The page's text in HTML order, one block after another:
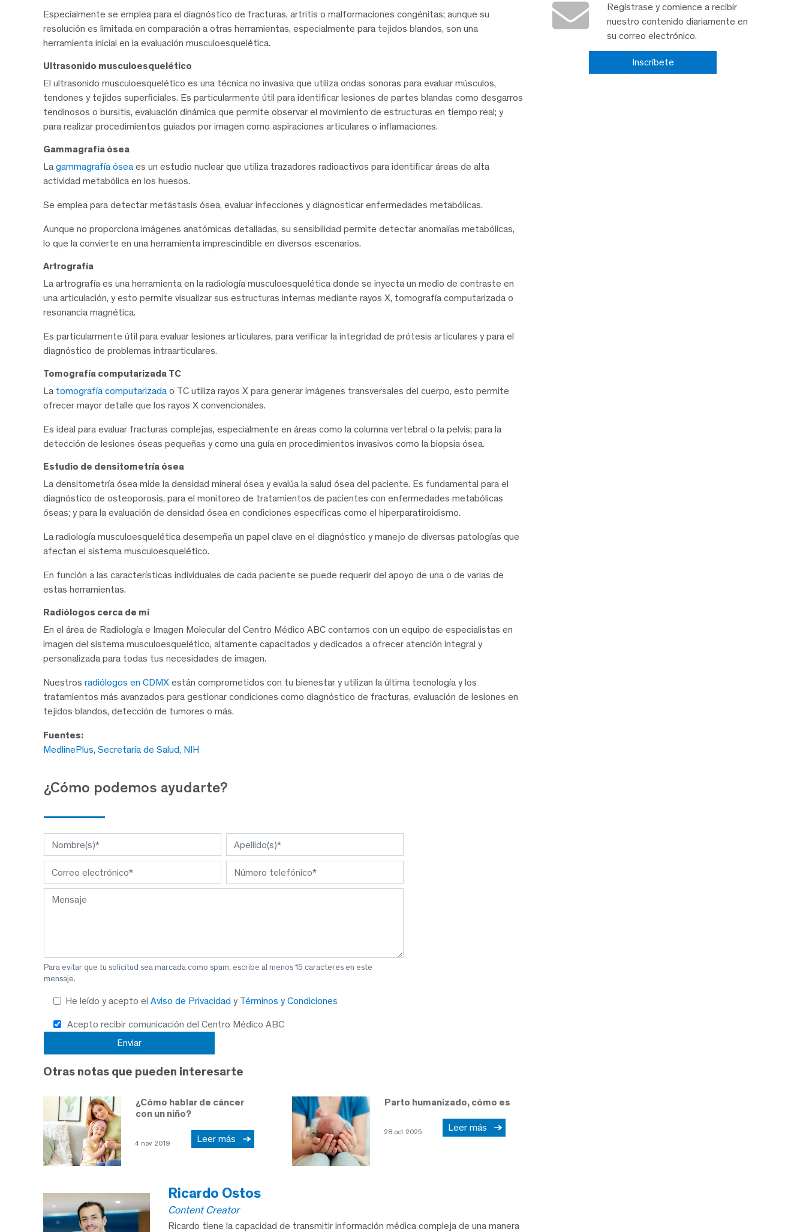
Especialmente se emplea para el diagnóstico de fracturas, artritis o malformaciones congénitas; aunque su
resolución es limitada en comparación a otras herramientas, especialmente para tejidos blandos, son una
herramienta inicial en la evaluación musculoesquelética.
Ultrasonido musculoesquelético
El ultrasonido musculoesquelético es una técnica no invasiva que utiliza ondas sonoras para evaluar músculos,
tendones y tejidos superficiales. Es particularmente útil para identificar lesiones de partes blandas como desgarros
tendinosos o bursitis, evaluación dinámica que permite observar el movimiento de estructuras en tiempo real; y
para realizar procedimientos guiados por imagen como aspiraciones articulares o inflamaciones.
Gammagrafía ósea
La gammagrafía ósea es un estudio nuclear que utiliza trazadores radioactivos para identificar áreas de alta
actividad metabólica en los huesos.
Se emplea para detectar metástasis ósea, evaluar infecciones y diagnosticar enfermedades metabólicas.
Aunque no proporciona imágenes anatómicas detalladas, su sensibilidad permite detectar anomalías metabólicas,
lo que la convierte en una herramienta imprescindible en diversos escenarios.
Artrografía
La artrografía es una herramienta en la radiología musculoesquelética donde se inyecta un medio de contraste en
una articulación, y esto permite visualizar sus estructuras internas mediante rayos X, tomografía computarizada o
resonancia magnética.
Es particularmente útil para evaluar lesiones articulares, para verificar la integridad de prótesis articulares y para el
diagnóstico de problemas intraarticulares.
Tomografía computarizada TC
La tomografía computarizada o TC utiliza rayos X para generar imágenes transversales del cuerpo, esto permite
ofrecer mayor detalle que los rayos X convencionales.
Es ideal para evaluar fracturas complejas, especialmente en áreas como la columna vertebral o la pelvis; para la
detección de lesiones óseas pequeñas y como una guía en procedimientos invasivos como la biopsia ósea.
Estudio de densitometría ósea
La densitometría ósea mide la densidad mineral ósea y evalúa la salud ósea del paciente. Es fundamental para el
diagnóstico de osteoporosis, para el monitoreo de tratamientos de pacientes con enfermedades metabólicas
óseas; y para la evaluación de densidad ósea en condiciones específicas como el hiperparatiroidismo.
La radiología musculoesquelética desempeña un papel clave en el diagnóstico y manejo de diversas patologías que
afectan el sistema musculoesquelético.
En función a las características individuales de cada paciente se puede requerir del apoyo de una o de varias de
estas herramientas.
Radiólogos cerca de mi
En el área de Radiología e Imagen Molecular del Centro Médico ABC contamos con un equipo de especialistas en
imagen del sistema musculoesquelético, altamente capacitados y dedicados a ofrecer atención integral y
personalizada para todas tus necesidades de imagen.
Nuestros radiólogos en CDMX están comprometidos con tu bienestar y utilizan la última tecnología y los
tratamientos más avanzados para gestionar condiciones como diagnóstico de fracturas, evaluación de lesiones en
tejidos blandos, detección de tumores o más.
Fuentes:
MedlinePlus, Secretaría de Salud, NIH
¿Cómo podemos ayudarte?
Para evitar que tu solicitud sea marcada como spam, escribe al menos 15 caracteres en este
mensaje.
He leído y acepto el Aviso de Privacidad y Términos y Condiciones
Acepto recibir comunicación del Centro Médico ABC
Otras notas que pueden interesarte
¿Cómo hablar de cáncer
con un niño?
4 nov 2019 Leer más
Parto humanizado, cómo es
28 oct 2025 Leer más
Ricardo Ostos
Content Creator
Ricardo tiene la capacidad de transmitir información médica compleja de una manera
Regístrase y comience a recibir
nuestro contenido diariamente en
su correo electrónico.
Inscríbete